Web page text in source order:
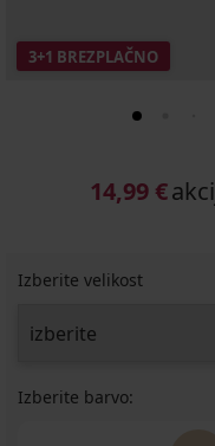
3+1 BREZPLAČNO
14,99 €
Izberite velikost
Izberite barvo: